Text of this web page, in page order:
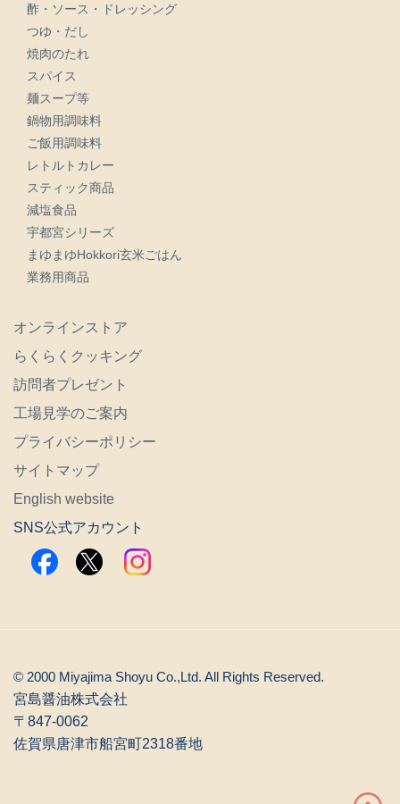
酢・ソース・ドレッシング
つゆ・だし
焼肉のたれ
スパイス
麺スープ等
鍋物用調味料
ご飯用調味料
レトルトカレー
スティック商品
減塩食品
宇都宮シリーズ
まゆまゆHokkori玄米ごはん
業務用商品
オンラインストア
らくらくクッキング
訪問者プレゼント
工場見学のご案内
プライバシーポリシー
サイトマップ
English website
SNS公式アカウント
© 2000 Miyajima Shoyu Co.,Ltd. All Rights Reserved.
宮島醤油株式会社
〒847-0062
佐賀県唐津市船宮町2318番地